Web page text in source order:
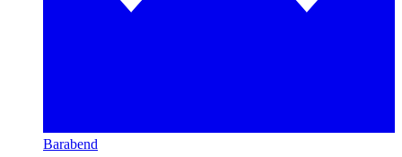
Barabend